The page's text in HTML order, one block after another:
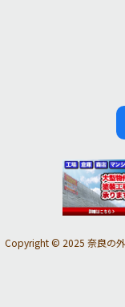
Copyright © 2025 奈良の